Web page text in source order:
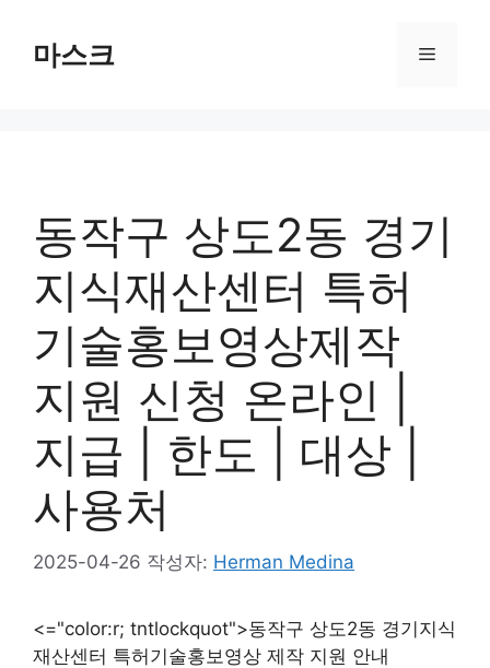
마스크 메
동작구 상도2동 경기
지식재산센터 특허
기술홍보영상제작
지원 신청 온라인 |
지급 | 한도 | 대상 |
사용처
2025-04-26 작성자: Herman Medina
<="color:r; tntlockquot">동작구 상도2동 경기지식
재산센터 특허기술홍보영상 제작 지원 안내